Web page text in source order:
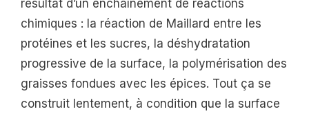
résultat d’un enchaînement de réactions
chimiques : la réaction de Maillard entre les
protéines et les sucres, la déshydratation
progressive de la surface, la polymérisation des
graisses fondues avec les épices. Tout ça se
construit lentement, à condition que la surface